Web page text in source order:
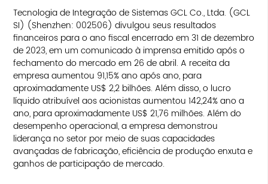
Tecnologia de Integração de Sistemas GCL Co., Ltda. (GCL
SI) (Shenzhen: 002506) divulgou seus resultados
financeiros para o ano fiscal encerrado em 31 de dezembro
de 2023, em um comunicado à imprensa emitido após o
fechamento do mercado em 26 de abril. A receita da
empresa aumentou 91,15% ano após ano, para
aproximadamente US$ 2,2 bilhões. Além disso, o lucro
líquido atribuível aos acionistas aumentou 142,24% ano a
ano, para aproximadamente US$ 21,76 milhões. Além do
desempenho operacional, a empresa demonstrou
liderança no setor por meio de suas capacidades
avançadas de fabricação, eficiência de produção enxuta e
ganhos de participação de mercado.